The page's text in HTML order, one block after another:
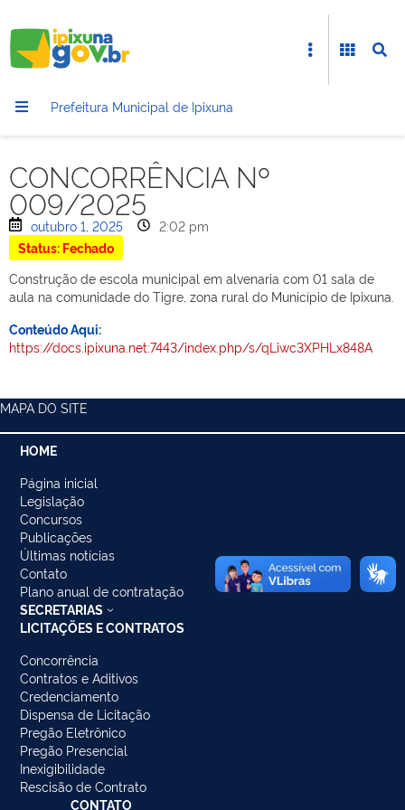
Prefeitura Municipal de Ipixuna
CONCORRÊNCIA Nº
009/2025
outubro 1, 2025
2:02 pm
Status: Fechado
Construção de escola municipal em alvenaria com 01 sala de
aula na comunidade do Tigre, zona rural do Município de Ipixuna.
Conteúdo Aqui:
https://docs.ipixuna.net:7443/index.php/s/qLiwc3XPHLx848A
MAPA DO SITE
HOME
Página inicial
Legislação
Concursos
Publicações
Últimas notícias
Contato
Plano anual de contratação
SECRETARIAS
LICITAÇÕES E CONTRATOS
Concorrência
Contratos e Aditivos
Credenciamento
Dispensa de Licitação
Pregão Eletrônico
Pregão Presencial
Inexigibilidade
Rescisão de Contrato
CONTATO